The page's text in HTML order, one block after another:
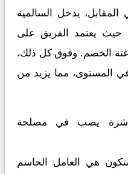
المقابل، يدخل السالمية
حيث يعتمد الفريق على
الخصم. وفوق كل ذلك،
المستوى، مما يزيد من
يصب في مصلحة
ستكون هي العامل الحاسم